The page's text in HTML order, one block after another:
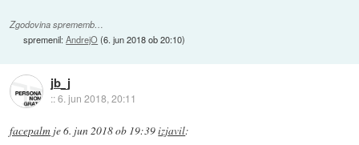
Zgodovina sprememb…
spremenil:AndrejO(6. jun 2018 ob 20:10)
jb_j
::6. jun 2018, 20:11
facepalm je6. jun 2018 ob 19:39izjavil: